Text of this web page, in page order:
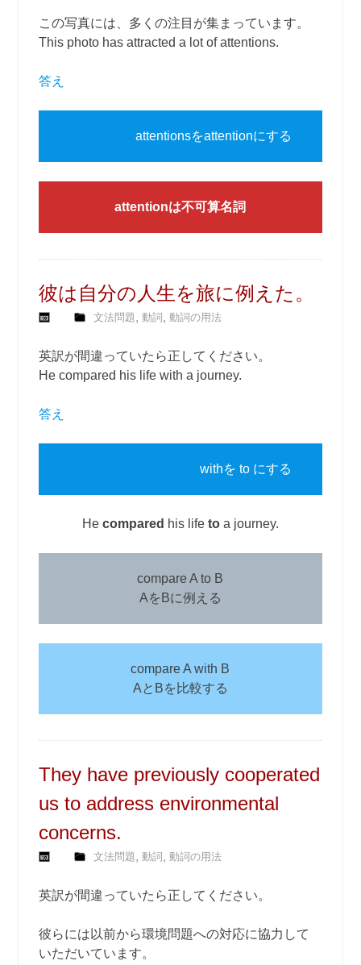
この写真には、多くの注目が集まっています。
This photo has attracted a lot of attentions.
答え
attentionsをattentionにする
attentionは不可算名詞
彼は自分の人生を旅に例えた。
文法問題,動詞 ,動詞の用法
英訳が間違っていたら正してください。
He compared his life with a journey.
答え
withを to にする
He compared his life toa journey.
compare A to B
AをBに例える
compare A with B
AとBを比較する
They have previously cooperated
us to address environmental
concerns.
文法問題,動詞 ,動詞の用法
英訳が間違っていたら正してください。
彼らには以前から環境問題への対応に協力して
いただいています。